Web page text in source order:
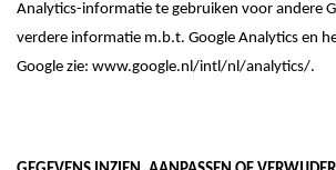
Analytics-informatie te gebruiken voor andere
verdere informatie m.b.t. Google Analytics en
Google zie: www.google.nl/intl/nl/analytics/.